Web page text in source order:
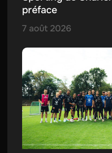
préface
7 août 2026